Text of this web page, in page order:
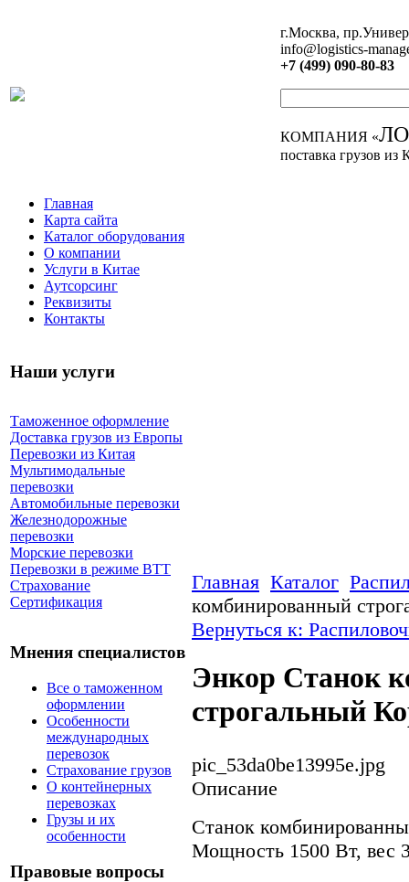
г.Москва,
info@logistics-
+7 (499) 090-80-83
КОМПАНИЯ «
поставка грузов из
Главная
Карта сайта
Каталог оборудования
О компании
Услуги в Китае
Аутсорсинг
Реквизиты
Контакты
Наши услуги
Таможенное оформление
Доставка грузов из Европы
Перевозки из Китая
Мультимодальные
перевозки
Автомобильные перевозки
Железнодорожные
перевозки
Морские перевозки
Перевозки в режиме ВТТ
Страхование
Сертификация
Мнения специалистов
Все о таможенном
оформлении
Особенности
международных
перевозок
Страхование грузов
О контейнерных
перевозках
Грузы и их
особенности
Правовые вопросы
Главная Каталог
комбинированный
Вернуться к:
Энкор Станок
строгальный
pic_53da0be13995e.jpg
Описание
Станок
Мощность 1500 Вт, вес